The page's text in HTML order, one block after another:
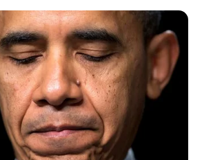
millones sin los
Panamericanos 2027
EPM
EPM obtuvo ingresos por
$11.7 billones en el primer
semestre de 2021